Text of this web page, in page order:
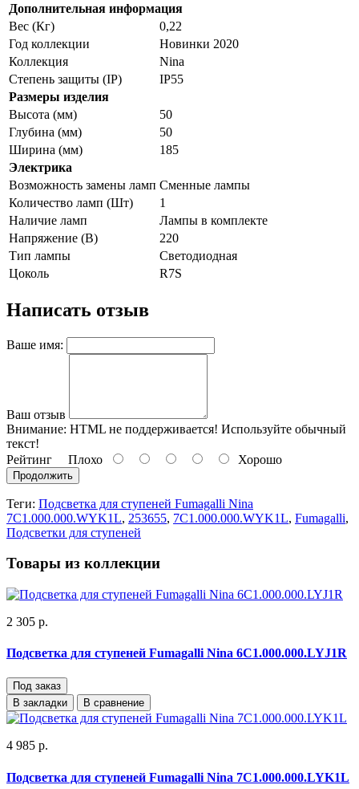
Дополнительная информация
Вес (Кг)
0,22
Год коллекции
Новинки 2020
Коллекция
Nina
Степень защиты (IP)
IP55
Размеры изделия
Высота (мм)
50
Глубина (мм)
50
Ширина (мм)
185
Электрика
Возможность замены ламп Сменные лампы
Количество ламп (Шт)
1
Наличие ламп
Лампы в комплекте
Напряжение (В)
220
Тип лампы
Светодиодная
Цоколь
R7S
Написать отзыв
Ваше имя:
Ваш отзыв
Внимание: HTML не поддерживается! Используйте обычный
текст!
Рейтинг Плохо Хорошо
Продолжить
Теги: Подсветка для ступеней Fumagalli Nina
7C1.000.000.WYK1L, 253655, 7C1.000.000.WYK1L, Fumagalli,
Подсветки для ступеней
Товары из коллекции
2 305 р.
Подсветка для ступеней Fumagalli Nina 6C1.000.000.LYJ1R
Под заказ
В закладки
В сравнение
4 985 р.
Подсветка для ступеней Fumagalli Nina 7C1.000.000.LYK1L